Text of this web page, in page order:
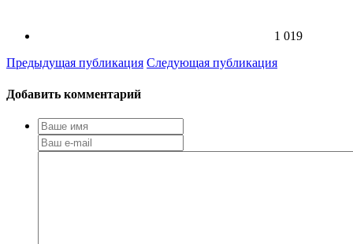
1 019
Предыдущая публикация Следующая публикация
Добавить комментарий